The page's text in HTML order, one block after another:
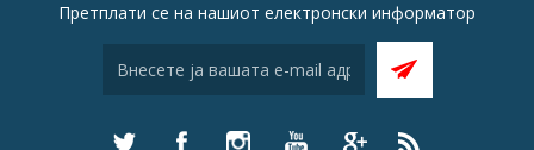
Претплати се на нашиот електронски информатор